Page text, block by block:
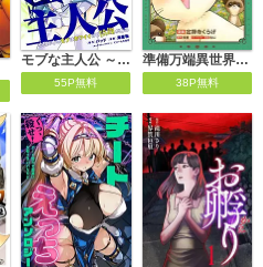
モブな主人公 ～小説の中のモブはカワイイけど問題がある～
55P無料
準備万端異世界トリップ ～森にいたイタチと一緒に旅しよう！～
38P無料